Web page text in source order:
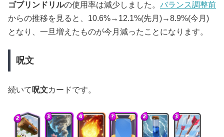
ゴブリンドリルの使用率は減少しました。 バランス調整前
からの推移を見ると、10.6%→12.1%(先月)→8.9%(今月)
となり、一旦増えたものが今月減ったことになります。
呪文
続いて 呪文カードです。